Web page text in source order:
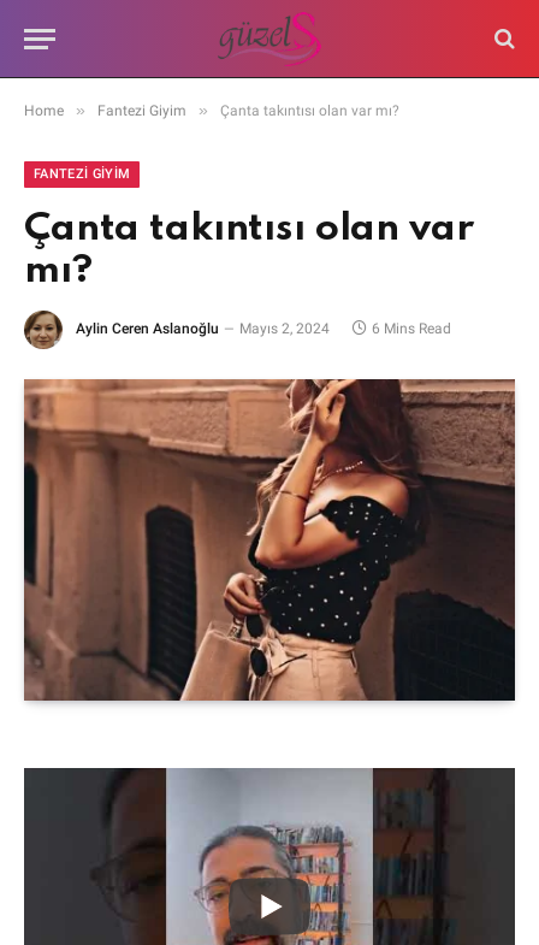
Home » Fantezi Giyim » Çanta takıntısı olan var mı?
FANTEZI GIYIM
Çanta takıntısı olan var
mı?
Aylin Ceren Aslanoğlu Mayıs 2, 2024 6 Mins Read